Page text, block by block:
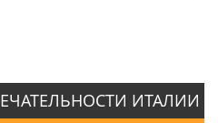
ИТАЛИИ